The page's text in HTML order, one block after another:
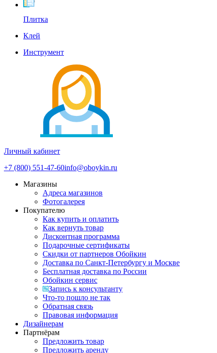
Плитка
Клей
Инструмент
Личный кабинет
+7 (800) 551-47-60info@oboykin.ru
Магазины
Адреса магазинов
Фотогалерея
Покупателю
Как купить и оплатить
Как вернуть товар
Дисконтная программа
Подарочные сертификаты
Скидки от партнеров Обойкин
Доставка по Санкт-Петербургу и Москве
Бесплатная доставка по России
Обойкин сервис
Запись к консультанту
Что-то пошло не так
Обратная связь
Правовая информация
Дизайнерам
Партнёрам
Предложить товар
Предложить аренду